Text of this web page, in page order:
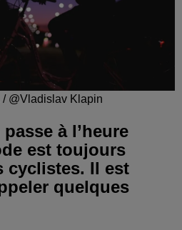
/ @Vladislav Klapin
à l’heure
est toujours
cyclistes. Il est
quelques